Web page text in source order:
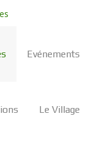
Evénements
Le Village